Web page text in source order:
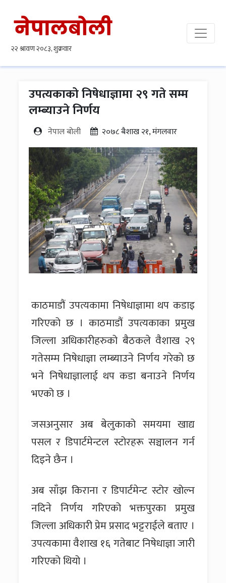
उपत्यकाको निषेधाज्ञामा २९ गते सम्म
लम्ब्याउने निर्णय
नेपाल बोली २०७८ बैशाख २१, मंगलवार
काठमाडौं उपत्यकामा निषेधाज्ञामा थप कडाइ
गरिएको छ । काठमाडौं उपत्यकाका प्रमुख
जिल्ला अधिकारीहरुको बैठकले वैशाख २९
गतेसम्म निषेधाज्ञा लम्ब्याउने निर्णय गरेको छ
भने निषेधाज्ञालाई थप कडा बनाउने निर्णय
भएको छ ।
जसअनुसार अब बेलुकाको समयमा खाद्य
पसल र डिपार्टमेन्टल स्टोरहरू सञ्चालन गर्न
दिइने छैन ।
अब साँझ किराना र डिपार्टमेन्ट स्टोर खोल्न
नदिने निर्णय गरिएको भक्तपुरका प्रमुख
जिल्ला अधिकारी प्रेम प्रसाद भट्टराईले बताए ।
उपत्यकामा वैशाख १६ गतेबाट निषेधाज्ञा जारी
गरिएको थियो ।